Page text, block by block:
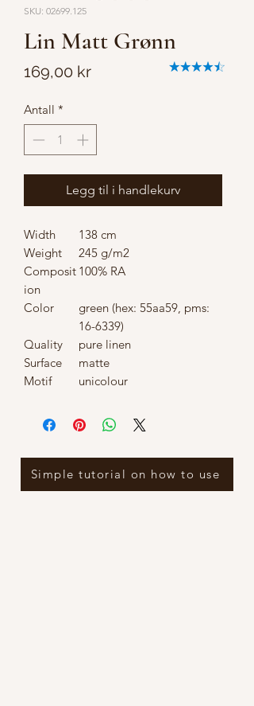
SKU: 02699.125
Lin Matt Grønn
169,00 krPris
Antall *
Legg til i handlekurv
Width
138 cm
Weight
245 g/m2
Composit
ion
100% RA
Color
green (hex: 55aa59, pms:
16-6339)
Quality
pure linen
Surface
matte
Motif
unicolour
Simple tutorial on how to use